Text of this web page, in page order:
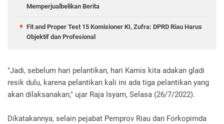
Memperjualbelikan Berita
Fit and Proper Test 15 Komisioner KI, Zufra: DPRD Riau Harus
Objektif dan Profesional
"Jadi, sebelum hari pelantikan, hari Kamis kita adakan gladi
resik dulu, karena pelantikan kali ini ada tiga pelantikan yang
akan dilaksanakan," ujar Raja Isyam, Selasa (26/7/2022).
Dikatakannya, selain pejabat Pemprov Riau dan Forkopimda